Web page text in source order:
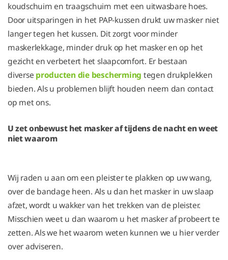
koudschuim en traagschuim met een uitwasbare hoes.
Door uitsparingen in het PAP-kussen drukt uw masker niet
langer tegen het kussen. Dit zorgt voor minder
maskerlekkage, minder druk op het masker en op het
gezicht en verbetert het slaapcomfort. Er bestaan
diverse producten die bescherming tegen drukplekken
bieden. Als u problemen blijft houden neem dan contact
op met ons.
U zet onbewust het masker af tijdens de nacht en weet
niet waarom
Wij raden u aan om een pleister te plakken op uw wang,
over de bandage heen. Als u dan het masker in uw slaap
afzet, wordt u wakker van het trekken van de pleister.
Misschien weet u dan waarom u het masker af probeert te
zetten. Als we het waarom weten kunnen we u hier verder
over adviseren.